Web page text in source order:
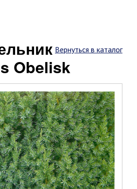
Вернуться в каталог
Obelisk